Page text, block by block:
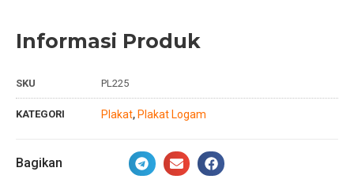
Informasi Produk
SKU PL225
KATEGORI Plakat, Plakat Logam
Bagikan